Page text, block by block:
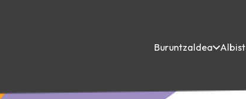
Buruntzaldea